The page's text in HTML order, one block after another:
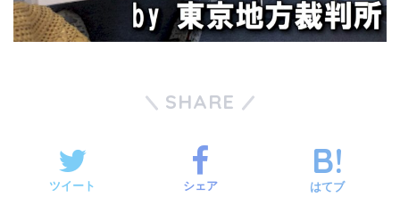
SHARE
ツイート シェア はてブ